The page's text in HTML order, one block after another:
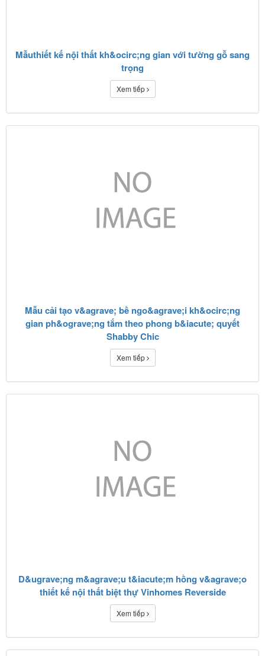
Mẫuthiết kế nội thất kh&ocirc;ng gian với tường gỗ sang
trọng
Xem tiếp
Mẫu cải tạo v&agrave; bề ngo&agrave;i kh&ocirc;ng
gian ph&ograve;ng tắm theo phong b&iacute; quyết
Shabby Chic
Xem tiếp
D&ugrave;ng m&agrave;u t&iacute;m hồng v&agrave;o
thiết kế nội thất biệt thự Vinhomes Reverside
Xem tiếp